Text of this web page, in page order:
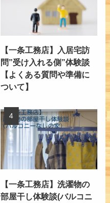
【一条工務店】入居宅訪
問”受け入れる側”体験談
【よくある質問や準備に
ついて】
【一条工務店】洗濯物の
部屋干し体験談(バルコニ